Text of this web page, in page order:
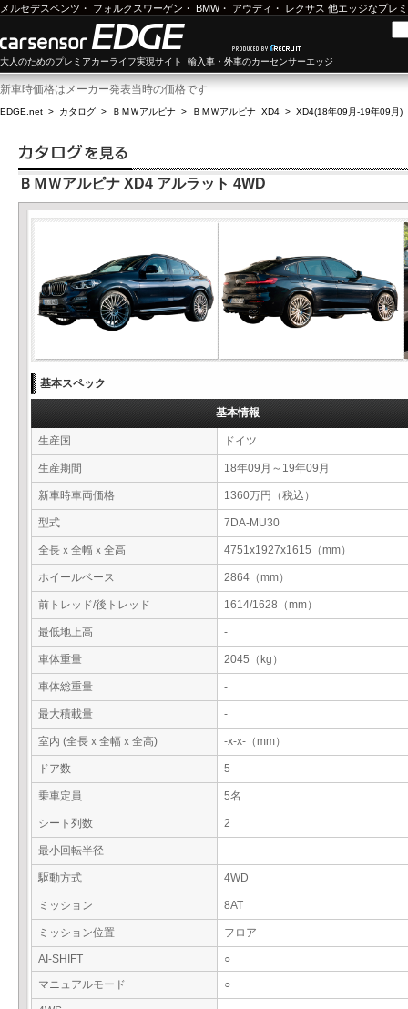
メルセデスベンツ ・ フォルクスワーゲン ・ BMW・ アウディ ・ レクサス 他エッジなプレ
大人のためのプレミアカーライフ実現サイト 輸入車・外車のカーセンサーエッジ
新車時価格はメーカー発表当時の価格です
EDGE.net > カタログ > ＢＭＷアルピナ > ＢＭＷアルピナ XD4 > XD4(18年09月-19年09月)
ＢＭＷアルピナ XD4 アルラット 4WD
基本スペック
基本情報
生産国 ドイツ
生産期間 18年09月～19年09月
新車時車両価格 1360万円（税込）
型式 7DA-MU30
全長ｘ全幅ｘ全高 4751x1927x1615（mm）
ホイールベース 2864（mm）
前トレッド/後トレッド 1614/1628（mm）
最低地上高 -
車体重量 2045（kg）
車体総重量 -
最大積載量 -
室内 (全長ｘ全幅ｘ全高) -x-x-（mm）
ドア数 5
乗車定員 5名
シート列数 2
最小回転半径 -
駆動方式 4WD
ミッション 8AT
ミッション位置 フロア
AI-SHIFT
○
マニュアルモード
○